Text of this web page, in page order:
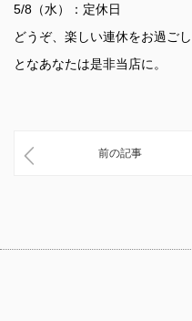
5/8（水）：定休日
どうぞ、楽しい連休をお過ご
となあなたは是非当店に。
前の記事